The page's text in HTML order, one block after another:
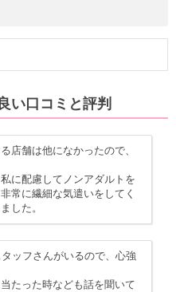
い口コミと評判
店舗は他になかったので、
に配慮してノンアダルトを
常に繊細な気遣いをしてく
した。
ッフさんがいるので、心強
たった時なども話を聞いて